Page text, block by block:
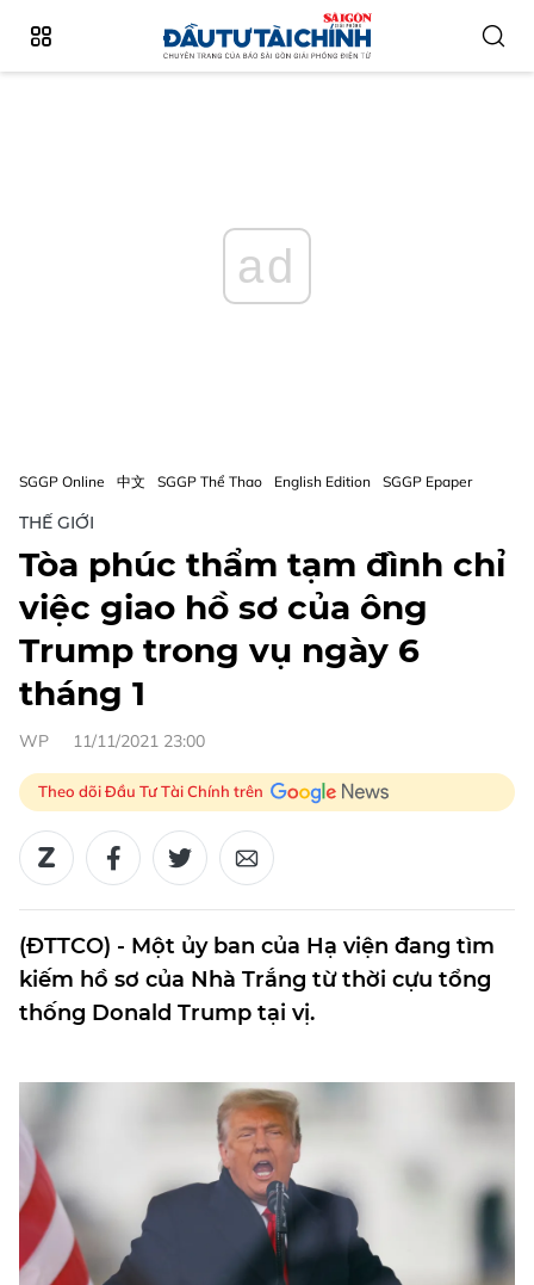
ad
SGGP Online 中文 SGGP Thể Thao English Edition SGGP Epaper
THẾ GIỚI
Tòa phúc thẩm tạm đình chỉ
việc giao hồ sơ của ông
Trump trong vụ ngày 6
tháng 1
WP 11/11/2021 23:00
Theo dõi Đầu Tư Tài Chính trên
(ĐTTCO) - Một ủy ban của Hạ viện đang tìm
kiếm hồ sơ của Nhà Trắng từ thời cựu tổng
thống Donald Trump tại vị.